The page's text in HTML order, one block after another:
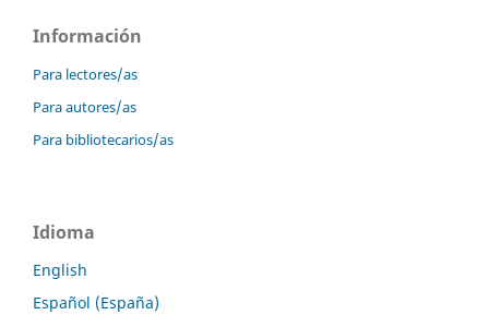
Información
Para lectores/as
Para autores/as
Para bibliotecarios/as
Idioma
English
Español (España)